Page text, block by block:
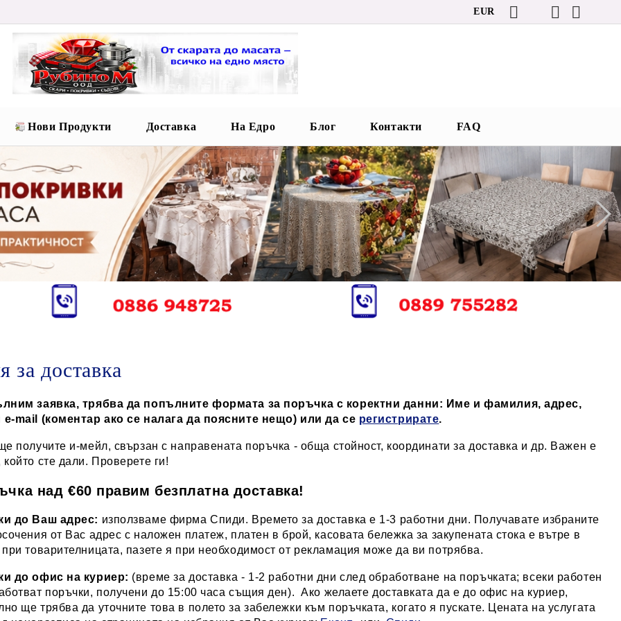
EUR
Нови Продукти Доставка На Едро Блог Контакти FAQ
за доставка
заявка, трябва да попълните формата за поръчка с коректни данни: Име и фамилия, адрес,
mail (коментар ако се налага да поясните нещо) или да се регистрирате.
получите и-мейл, свързан с направената поръчка - обща стойност, координати за доставка и др. Важен е
сте дали. Проверете ги!
над €60 правим безплатна доставка!
до Ваш адрес: използваме фирма Спиди. Времето за доставка е 1-3 работни дни. Получавате избраните
от Вас адрес с наложен платеж, платен в брой, касовата бележка за закупената стока е вътре в
при товарителницата, пазете я при необходимост от рекламация може да ви потрябва.
до офис на куриер: (време за доставка - 1-2 работни дни след обработване на поръчката; всеки работен
поръчки, получени до 15:00 часа същия ден). Ако желаете доставката да е до офис на куриер,
ще трябва да уточните това в полето за забележки към поръчката, когато я пускате. Цената на услугата